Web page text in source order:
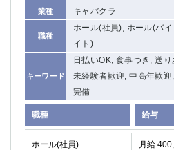
業種 キャバクラ
職種
ホール(社員), ホール(バ
イト)
キーワード
日払いOK, 食事つき, 送
未経験者歓迎, 中高年歓
完備
職種 給与
ホール(社員) 月給